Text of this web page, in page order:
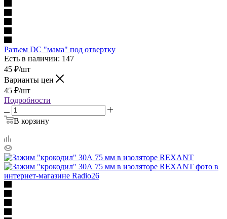
Разъем DC "мама" под отвертку
Есть в наличии: 147
45 ₽/шт
Варианты цен
45 ₽/шт
Подробности
В корзину